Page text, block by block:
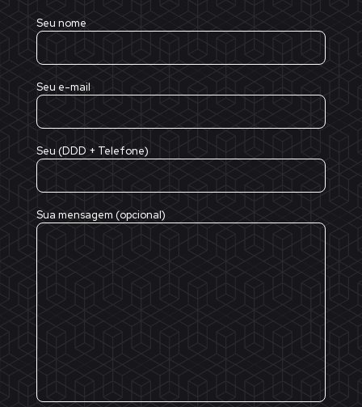
Seu nome
Seu e-mail
Seu (DDD + Telefone)
Sua mensagem (opcional)